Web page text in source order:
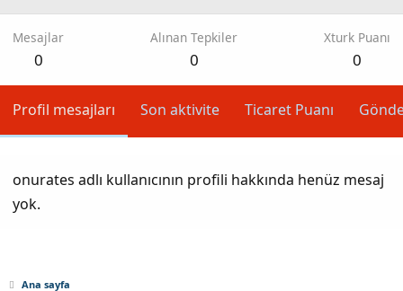
Mesajlar
0
Alınan Tepkiler
0
Xturk Puanı
0
Profil mesajları Son aktivite Ticaret Puanı
onurates adlı kullanıcının profili hakkında henüz mesaj
yok.
Ana sayfa